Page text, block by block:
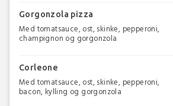
Gorgonzola pizza
Med tomatsauce, ost, skinke, pepperoni,
champignon og gorgonzola
Corleone
Med tomatsauce, ost, skinke, pepperoni,
bacon, kylling og gorgonzola